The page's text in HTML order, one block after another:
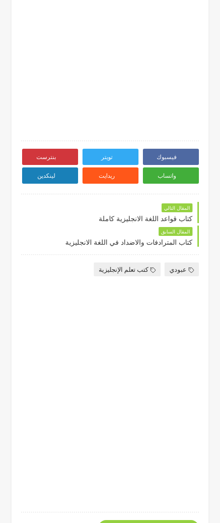
فيسبوك تويتر بنترست
واتساب ريدايت لينكدين
المقال التالي
كتاب قواعد اللغة الانجليزية كاملة
المقال السابق
كتاب المترادفات والاضداد في اللغة الانجليزية
عبودي كتب تعلم الإنجليزية